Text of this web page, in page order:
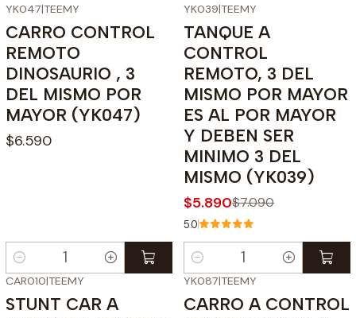
YK047|TEEMY
CARRO CONTROL
REMOTO
DINOSAURIO , 3
DEL MISMO POR
MAYOR (YK047)
$6.590
Cantidad
-17%OFF
YK039|TEEMY
TANQUE A
CONTROL
REMOTO, 3 DEL
MISMO POR MAYOR
ES AL POR MAYOR
Y DEBEN SER
MINIMO 3 DEL
MISMO (YK039)
$5.890$7.090
5.0
Cantidad
OFF
CAR010|TEEMY
STUNT CAR A
YK087|TEEMY
CARRO A CONTROL